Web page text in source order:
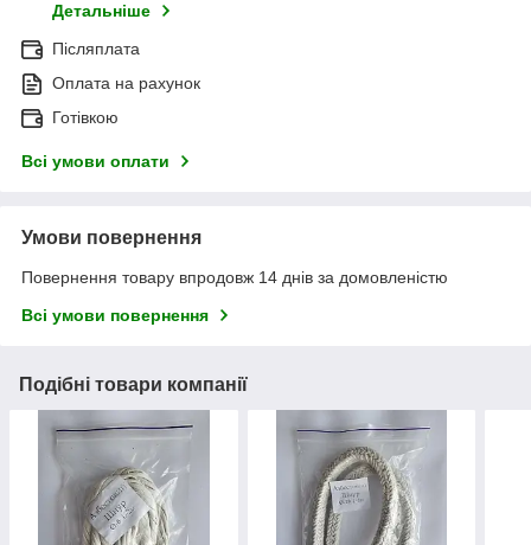
Детальніше
Післяплата
Оплата на рахунок
Готівкою
Всі умови оплати
Умови повернення
Повернення товару впродовж 14 днів за домовленістю
Всі умови повернення
Подібні товари компанії